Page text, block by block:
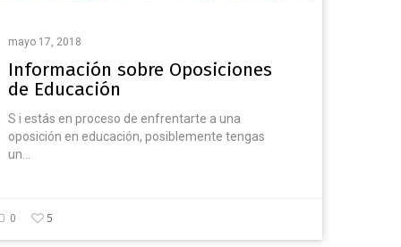
mayo 17, 2018
Información sobre Oposiciones
de Educación
S i estás en proceso de enfrentarte a una
oposición en educación, posiblemente tengas
un…
0 5